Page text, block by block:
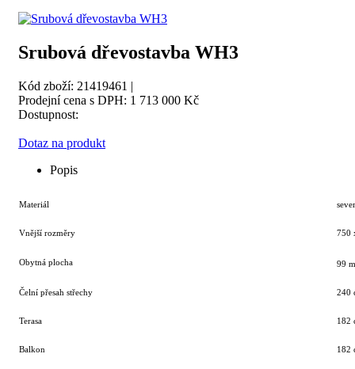
Srubová dřevostavba WH3
Kód zboží: 21419461 |
Prodejní cena s DPH: 1 713 000 Kč
Dostupnost:
Dotaz na produkt
Popis
Materiál
Vnější rozměry 750
Obytná plocha 99 m
Čelní přesah střechy 240
Terasa 182
Balkon 182